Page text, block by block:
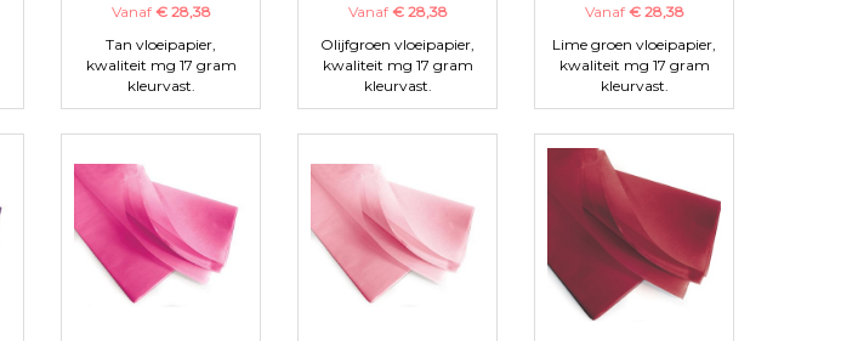
Vanaf € 28,38
Tan vloeipapier,
kwaliteit mg 17 gram
kleurvast.
Vanaf € 28,38
Olijfgroen vloeipapier,
kwaliteit mg 17 gram
kleurvast.
Vanaf € 28,38
Lime groen vloeipapier,
kwaliteit mg 17 gram
kleurvast.